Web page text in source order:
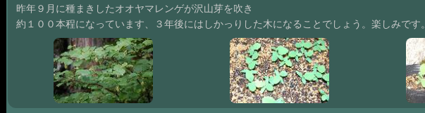
昨年９月に種まきしたオオヤマレンゲが沢山芽を吹き
約１００本程になっています、３年後にはしかっりした木になることでしょう。楽しみです。